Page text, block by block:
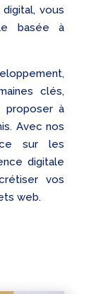
vous
basée à
clés,
proposer à
Avec nos
sur les
digitale
vos
web.